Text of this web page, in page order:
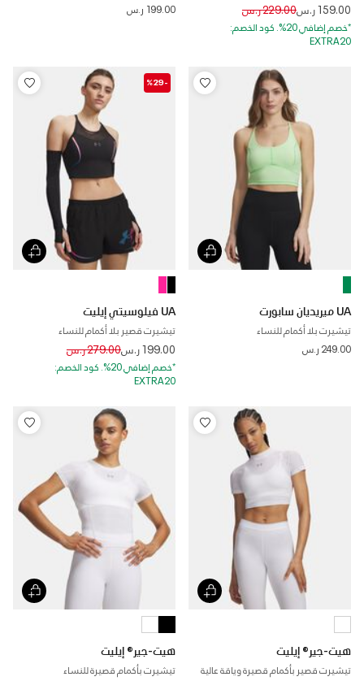
159.00 ر.س Price reduced from
229.00 ر.س to
*خصم إضافي 20%. كود الخصم:
EXTRA20
199.00 ر.س
UA ميريديان سابورت
تيشيرت بلا أكمام للنساء
249.00 ر.س
-%29
UA فيلوسيتي إيليت
تيشيرت قصير بلا أكمام للنساء
199.00 ر.س Price reduced from
279.00 ر.س to
*خصم إضافي 20%. كود الخصم:
EXTRA20
هيت-جير® إيليت
تيشيرت قصير بأكمام قصيرة وياقة عالية
هيت-جير® إيليت
تيشيرت بأكمام قصيرة للنساء